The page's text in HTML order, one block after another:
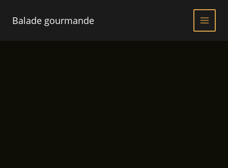
Balade gourmande